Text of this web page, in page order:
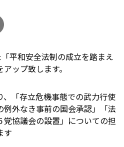
平和安全法制の成立を踏まえ
ップ致します。
「存立危機事態での武力行使
例外なき事前の国会承認」「法
協議会の設置」についての担
す